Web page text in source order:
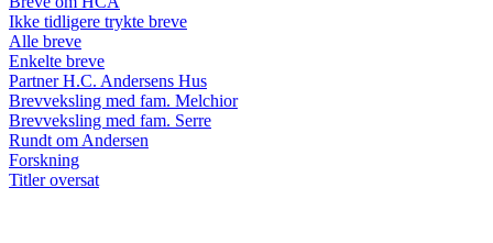
Ikke tidligere trykte breve
Alle breve
Enkelte breve
Partner H.C. Andersens Hus
Brevveksling med fam. Melchior
Brevveksling med fam. Serre
Rundt om Andersen
Forskning
Titler oversat